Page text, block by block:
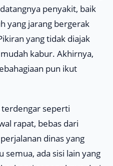
penyakit, baik
yang jarang bergerak
yang tidak diajak
kabur. Akhirnya,
pun ikut
seperti
rapat, bebas dari
dinas yang
semua, ada sisi lain yang